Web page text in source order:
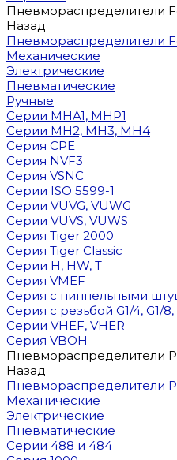
Пневмораспределители
Назад
Пневмораспределители
Механические
Электрические
Пневматические
Ручные
Cерии MHA1, MHP1
Cерии MH2, MH3, MH4
Cерия CPE
Серия NVF3
Серия VSNC
Серии ISO 5599-1
Серии VUVG, VUWG
Серии VUVS, VUWS
Серия Tiger 2000
Серия Tiger Classic
Серии H, HW, T
Серия VMEF
Серия с ниппельными
Серия с резьбой G1/4, G1/
Серии VHEF, VHER
Серия VBOH
Пневмораспределители
Назад
Пневмораспределители
Механические
Электрические
Пневматические
Серии 488 и 484